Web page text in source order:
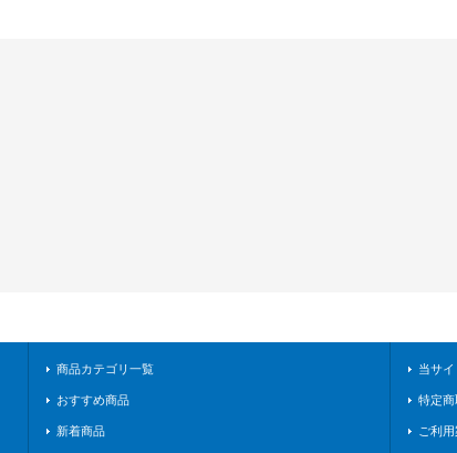
商品カテゴリ一覧
おすすめ商品
新着商品
当サ
特定
ご利